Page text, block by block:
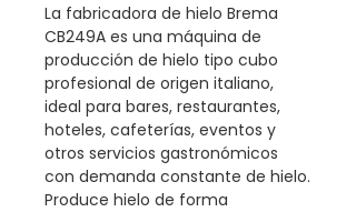
La fabricadora de hielo Brema
CB249A es una máquina de
producción de hielo tipo cubo
profesional de origen italiano,
ideal para bares, restaurantes,
hoteles, cafeterías, eventos y
otros servicios gastronómicos
con demanda constante de hielo.
Produce hielo de forma